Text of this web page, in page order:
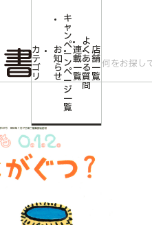
カ
テ
ゴ
リ
お
知
ら
せ
キ
ャ
ン
ペ
ー
ン
ペ
ー
ジ
一
覧
連
載
一
覧
よ
く
あ
る
質
問
店
舗
一
覧
<こどものとも0.1.2.>だれの ながぐつ？